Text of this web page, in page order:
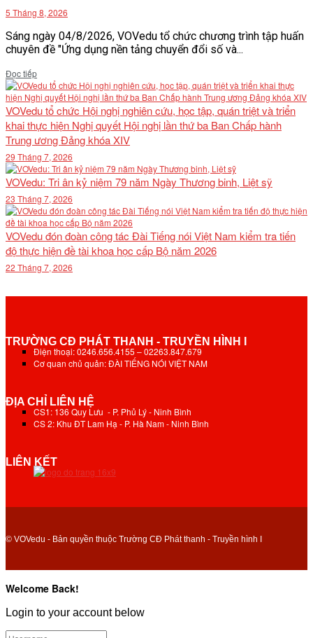
5 Tháng 8, 2026
Sáng ngày 04/8/2026, VOVedu tổ chức chương trình tập huấn
chuyên đề "Ứng dụng nền tảng chuyển đổi số và...
Đọc tiếpDetails
VOVedu tổ chức Hội nghị nghiên cứu, học tập, quán triệt và triển
khai thực hiện Nghị quyết Hội nghị lần thứ ba Ban Chấp hành
Trung ương Đảng khóa XIV
29 Tháng 7, 2026
VOVedu: Tri ân kỷ niệm 79 năm Ngày Thương binh, Liệt sỹ
23 Tháng 7, 2026
VOVedu đón đoàn công tác Đài Tiếng nói Việt Nam kiểm tra tiến
độ thực hiện đề tài khoa học cấp Bộ năm 2026
22 Tháng 7, 2026
TRƯỜNG CĐ PHÁT THANH - TRUYỀN HÌNH I
Điện thoại: 0246.656.4155 – 02263.847.679
Cơ quan chủ quản: ĐÀI TIẾNG NÓI VIỆT NAM
ĐỊA CHỈ LIÊN HỆ
CS1: 136 Quy Lưu - P. Phủ Lý - Ninh Bình
CS 2: Khu ĐT Lam Hạ - P. Hà Nam - Ninh Bình
LIÊN KẾT
© VOVedu - Bản quyền thuộc Trường CĐ Phát thanh - Truyền hình I
Welcome Back!
Login to your account below